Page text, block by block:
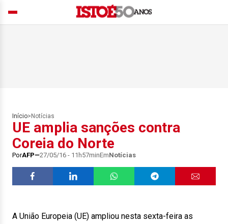
Início> Notícias
UE amplia sanções contra
Coreia do Norte
PorAFP 27/05/16 - 11h57minEmNotícias
A União Europeia (UE) ampliou nesta sexta-feira as